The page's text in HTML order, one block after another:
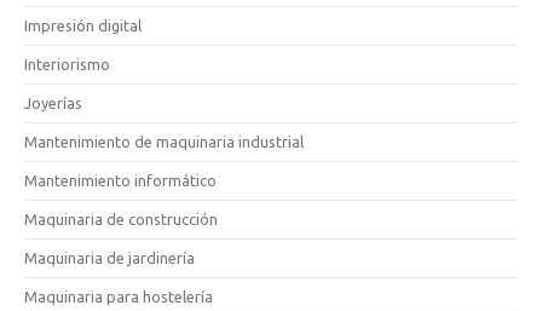
Impresión digital
Interiorismo
Joyerías
Mantenimiento de maquinaria industrial
Mantenimiento informático
Maquinaria de construcción
Maquinaria de jardinería
Maquinaria para hostelería